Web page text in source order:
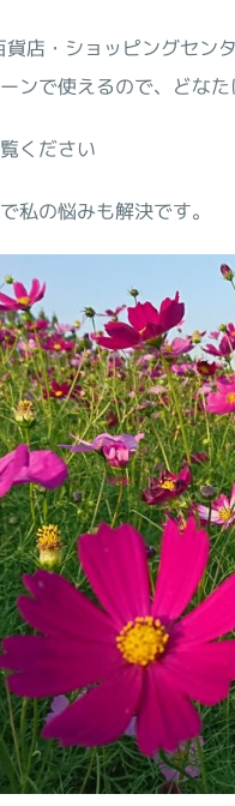
店・ショッピングセン
ンで使えるので、どな
ください
私の悩みも解決です。